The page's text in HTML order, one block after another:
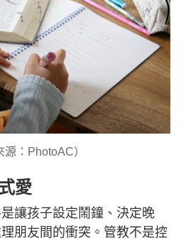
源：PhotoAC）
愛
讓孩子設定鬧鐘、決定晚
朋友間的衝突。管教不是控